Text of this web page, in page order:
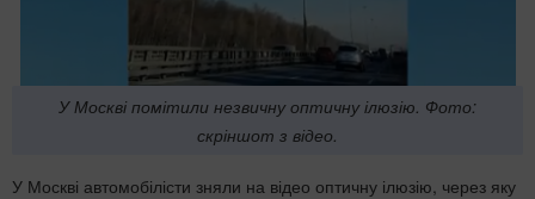
У Москві помітили незвичну оптичну ілюзію. Фото:
скріншот з відео.
У Москві автомобілісти зняли на відео оптичну ілюзію, через яку